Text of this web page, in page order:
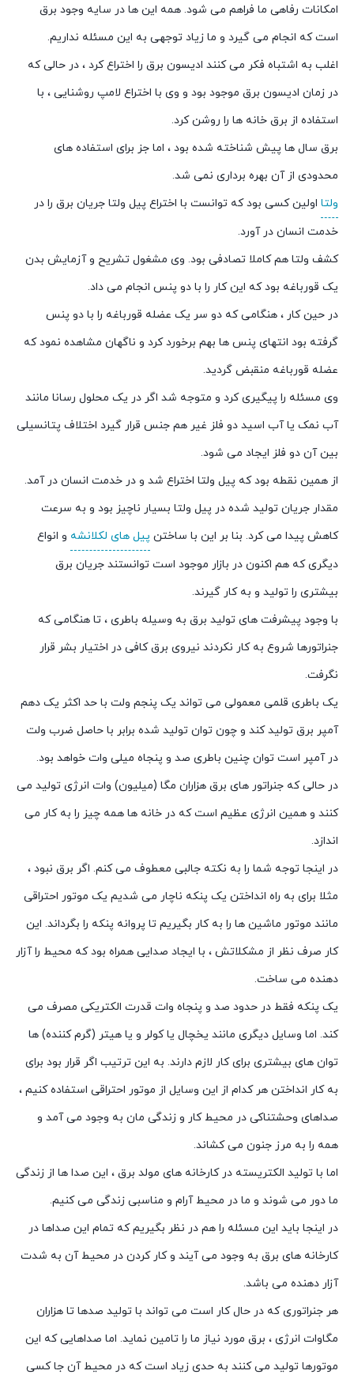
امکانات رفاهی ما فراهم می شود. همه این ها در سایه وجود برق
است که انجام می گیرد و ما زیاد توجهی به این مسئله نداریم.
اغلب به اشتباه فکر می کنند ادیسون برق را اختراع کرد ، در حالی که
در زمان ادیسون برق موجود بود و وی با اختراع لامپ روشنایی ، با
استفاده از برق خانه ها را روشن کرد.
برق سال ها پیش شناخته شده بود ، اما جز برای استفاده های
محدودی از آن بهره برداری نمی شد.
ولتا اولین کسی بود که توانست با اختراع پیل ولتا جریان برق را در
خدمت انسان در آورد.
کشف ولتا هم کاملا تصادفی بود. وی مشغول تشریح و آزمایش بدن
یک قورباغه بود که این کار را با دو پنس انجام می داد.
در حین کار ، هنگامی که دو سر یک عضله قورباغه را با دو پنس
گرفته بود انتهای پنس ها بهم برخورد کرد و ناگهان مشاهده نمود که
عضله قورباغه منقبض گردید.
وی مسئله را پیگیری کرد و متوجه شد اگر در یک محلول رسانا مانند
آب نمک یا آب اسید دو فلز غیر هم جنس قرار گیرد اختلاف پتانسیلی
بین آن دو فلز ایجاد می شود.
از همین نقطه بود که پیل ولتا اختراع شد و در خدمت انسان در آمد.
مقدار جریان تولید شده در پیل ولتا بسیار ناچیز بود و به سرعت
کاهش پیدا می کرد. بنا بر این با ساختن پیل های لکلانشه و انواع
دیگری که هم اکنون در بازار موجود است توانستند جریان برق
بیشتری را تولید و به کار گیرند.
با وجود پیشرفت های تولید برق به وسیله باطری ، تا هنگامی که
جنراتورها شروع به کار نکردند نیروی برق کافی در اختیار بشر قرار
نگرفت.
یک باطری قلمی معمولی می تواند یک پنجم ولت با حد اکثر یک دهم
آمپر برق تولید کند و چون توان تولید شده برابر با حاصل ضرب ولت
در آمپر است توان چنین باطری صد و پنجاه میلی وات خواهد بود.
در حالی که جنراتور های برق هزاران مگا (میلیون) وات انرژی تولید می
کنند و همین انرژی عظیم است که در خانه ها همه چیز را به کار می
اندازد.
در اینجا توجه شما را به نکته جالبی معطوف می کنم. اگر برق نبود ،
مثلا برای به راه انداختن یک پنکه ناچار می شدیم یک موتور احتراقی
مانند موتور ماشین ها را به کار بگیریم تا پروانه پنکه را بگرداند. این
کار صرف نظر از مشکلاتش ،‌ با ایجاد صدایی همراه بود که محیط را آزار
دهنده می ساخت.
یک پنکه فقط در حدود صد و پنجاه وات قدرت الکتریکی مصرف می
کند. اما وسایل دیگری مانند یخچال یا کولر و یا هیتر (گرم کننده) ها
توان های بیشتری برای کار لازم دارند. به این ترتیب اگر قرار بود برای
به کار انداختن هر کدام از این وسایل از موتور احتراقی استفاده کنیم ،
صداهای وحشتناکی در محیط کار و زندگی مان به وجود می آمد و
همه را به مرز جنون می کشاند.
اما با تولید الکتریسته در کارخانه های مولد برق ، این صدا ها از زندگی
ما دور می شوند و ما در محیط آرام و مناسبی زندگی می کنیم.
در اینجا باید این مسئله را هم در نظر بگیریم که تمام این صداها در
کارخانه های برق به وجود می آیند و کار کردن در محیط آن به شدت
آزار دهنده می باشد.
هر جنراتوری که در حال کار است می تواند با تولید صدها تا هزاران
مگاوات انرژی ، برق مورد نیاز ما را تامین نماید. اما صداهایی که این
موتورها تولید می کنند به حدی زیاد است که در محیط آن جا کسی